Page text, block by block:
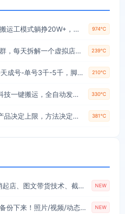
小红书操作虚拟资料，搬运工模式躺挣20W+，互联网的低成本路子！ 974℃
小红书虚拟店铺拆解社群，每天拆解一个虚拟店，简单实用(赠送小红书虚拟教程) 239℃
魔兽亚服一命模式，10天成号-单号3千-5千，脚本全自动操作，保姆级教学【揭秘】 210℃
8月带货最新打法，黑科技一键搬运，全自动发布单日5张+，提供矩阵玩法+无限账号【揭秘】 330℃
多多特训营【5-7月】产品决定上限，方法决定下限，各种玩法技巧落地实操 381℃
抖音小店运营课程，不动销起店、图文带货技术、截流等，三频共振轻松玩转抖店(更新26年08月) NEW
一键将你QQ空间全部内容备份下来！照片/视频/动态信息全存本地，Github最新开源项目QzoneArchive NEW